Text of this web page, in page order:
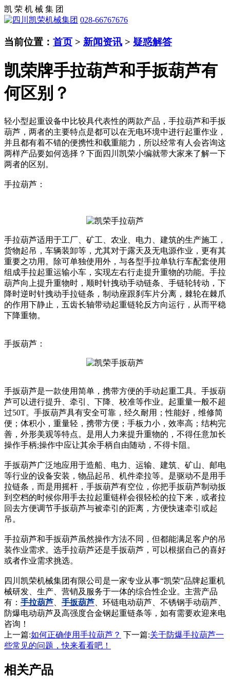
凯 荣 机 械 集 团
028-66767676
当前位置： 首页 > 新闻资讯 > 疑惑解答
凯荣牌手拉葫芦和手扳葫芦有
何区别？
轻小型起重设备中比较具代表性的两款产品，手拉葫芦和手扳
葫芦，两者的主要特点是都可以在无电环境中进行起重作业，
并且都有着不错的便携性和载重能力，所以经常有人会咨询这
两样产品要如何选择？下面四川凯荣小编就带大家来了解一下
两者的区别。
手拉葫芦：
手拉葫芦适用于工厂、矿工、农业、电力、建筑的生产施工，
货物起吊，车辆装卸等，尤其对于露天及无电源作业，更有其
重要之功用。除可单独使用外，与各型手拉单轨行车配套使用
组成手拉起重运输小车，实现左右行走提升重物的功能。手拉
葫芦向上提升重物时，顺时针拽动手动链条、手链轮转动，下
降时逆时针拽动手拉链条，制动座跟刹车片分离，棘轮在棘爪
的作用下静止，五齿长轴带动起重链轮反方向运行，从而平稳
下降重物。
手扳葫芦：
手扳葫芦是一款使用简单，携带方便的手动起重工具。手扳葫
芦可以进行提升、牵引、下降、校准等作业。起重量一般不超
过50T。手扳葫芦具有安全可靠，经久耐用；性能好，维修简
便；体积小，重量轻，携带方便；手板力小，效率高；结构完
善，外形美观等特点。是用人力来提升重物的，不得任意加长
操作手柄;操作中应让其余手柄自由随动，不得卡阻。
手扳葫芦广泛地应用于造船、电力、运输、建筑、矿山、邮电
等行业的设备安装，物品起吊、机件牵拉等。是驱动不是用手
拉链条，而是用摇杆，手扳葫芦有空位，你把手扳葫芦制动扳
到空档的时候你用手去拉起重链样会很轻松的拉下来，或者拉
回去方便调节手扳葫芦与被牵引的距离，方便快速牵引或起
吊。
手拉葫芦和手扳葫芦虽然操作方法不同，但都能满足客户的吊
装作业需求。选手拉葫芦还是手扳葫芦，可以根据自己的喜好
或者作业需求挑选。
四川凯荣机械集团有限公司是一家专业从事“凯荣”品牌起重机
械研发、生产、营销及服务于一体的综合性企业。主营产品
有： 手拉葫芦 手扳葫芦 、环链电动葫芦、不锈钢手动葫芦、
防爆电动葫芦及高强度合金钢起重链条等，如有需要欢迎来电
咨询！
上一篇:如何正确使用手拉葫芦？ 下一篇:关于防爆手拉葫芦一
些常见的问题，快来看看吧！
相关产品